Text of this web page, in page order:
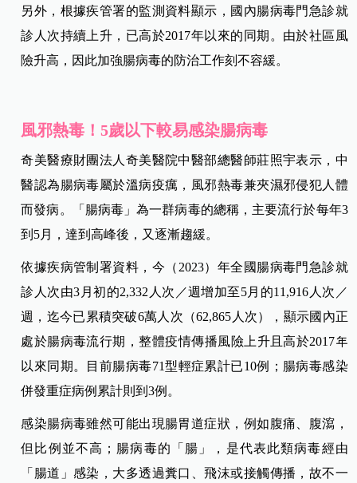
另外，根據疾管署的監測資料顯示，國內腸病毒門急診就
診人次持續上升，已高於2017年以來的同期。由於社區風
險升高，因此加強腸病毒的防治工作刻不容緩。
風邪熱毒！5歲以下較易感染腸病毒
奇美醫療財團法人奇美醫院中醫部總醫師莊照宇表示，中
醫認為腸病毒屬於溫病疫癘，風邪熱毒兼夾濕邪侵犯人體
而發病。「腸病毒」為一群病毒的總稱，主要流行於每年3
到5月，達到高峰後，又逐漸趨緩。
依據疾病管制署資料，今（2023）年全國腸病毒門急診就
診人次由3月初的2,332人次／週增加至5月的11,916人次／
週，迄今已累積突破6萬人次（62,865人次），顯示國內正
處於腸病毒流行期，整體疫情傳播風險上升且高於2017年
以來同期。目前腸病毒71型輕症累計已10例；腸病毒感染
併發重症病例累計則到3例。
感染腸病毒雖然可能出現腸胃道症狀，例如腹痛、腹瀉，
但比例並不高；腸病毒的「腸」，是代表此類病毒經由
「腸道」感染，大多透過糞口、飛沫或接觸傳播，故不一